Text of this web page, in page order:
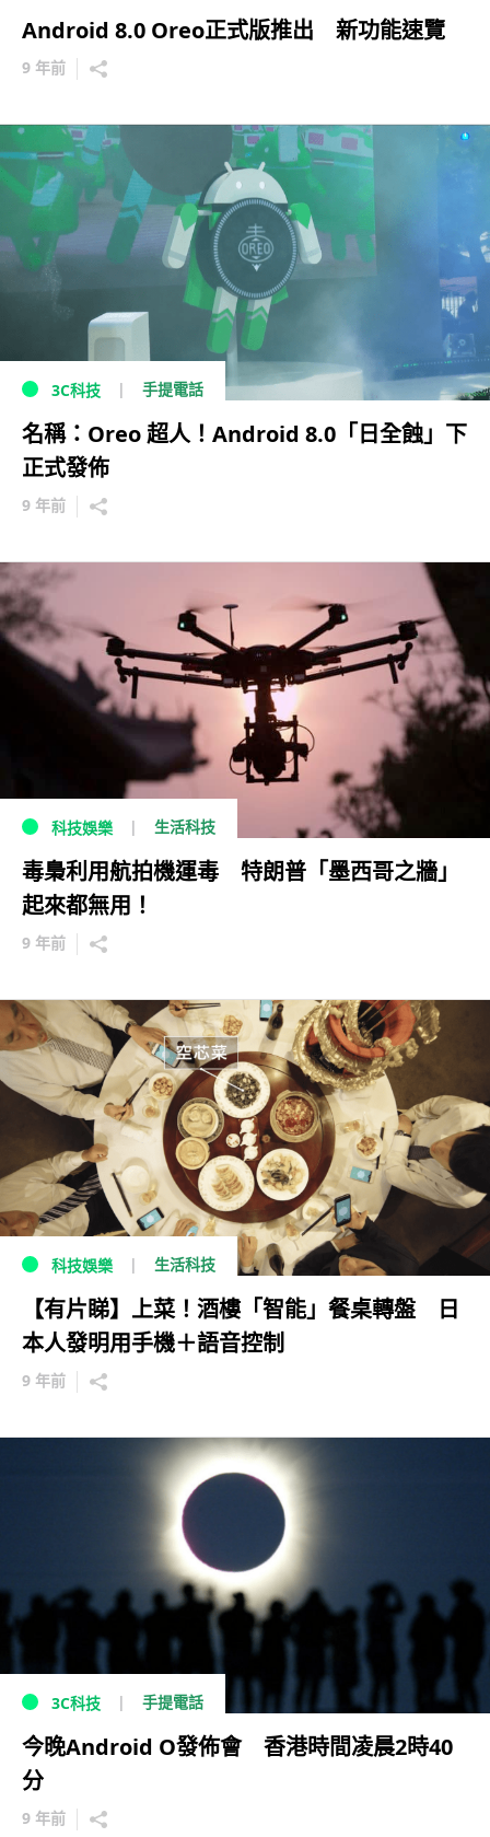
Android 8.0 Oreo正式版推出 新功能速覽
9 年前
3C科技 手提電話
名稱：Oreo 超人！Android 8.0「日全蝕」下
正式發佈
9 年前
科技娛樂 生活科技
毒梟利用航拍機運毒 特朗普「墨西哥之牆」
起來都無用！
9 年前
科技娛樂 生活科技
【有片睇】上菜！酒樓「智能」餐桌轉盤 日
本人發明用手機＋語音控制
9 年前
3C科技 手提電話
今晚Android O發佈會 香港時間凌晨2時40
分
9 年前